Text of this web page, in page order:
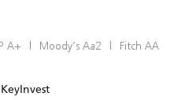
A+ | Moody’s Aa2 | Fitch AA